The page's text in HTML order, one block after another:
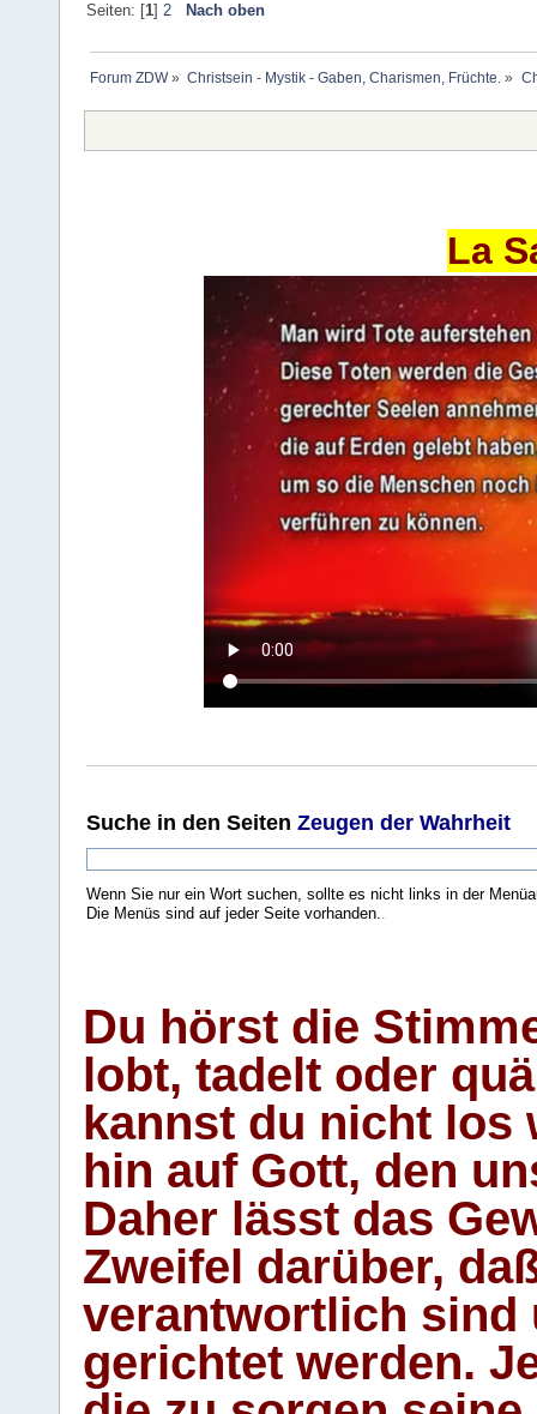
Seiten: [1] 2 Nach oben
Forum ZDW» Christsein - Mystik - Gaben, Charismen, Früchte. »
La
Suche in den Seiten Zeugen der Wahrheit
Wenn Sie nur ein Wort suchen, sollte es nicht links in der
Die Menüs sind auf jeder Seite vorhanden..
Du hörst die
lobt, tadelt oder
kannst du nicht los
hin auf Gott, den
Daher lässt das
Zweifel darüber,
verantwortlich sind
gerichtet werden.